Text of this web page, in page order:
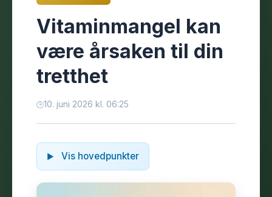
Vitaminmangel kan
være årsaken til din
tretthet
10. juni 2026 kl. 06:25
Vis hovedpunkter